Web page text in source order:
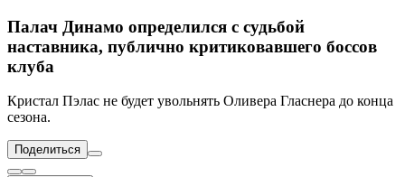
Палач Динамо определился с судьбой
наставника, публично критиковавшего боссов
клуба
Кристал Пэлас не будет увольнять Оливера Гласнера до конца
сезона.
Поделиться